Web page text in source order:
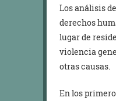
Los análisis
derechos
lugar de
violencia
otras causas.
En los